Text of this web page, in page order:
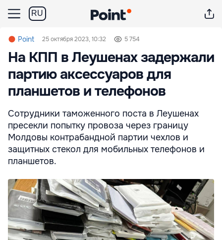
RU
Point 25 октября 2023, 10:32 5 754
На КПП в Леушенах задержали
партию аксессуаров для
планшетов и телефонов
Сотрудники таможенного поста в Леушенах
пресекли попытку провоза через границу
Молдовы контрабандной партии чехлов и
защитных стекол для мобильных телефонов и
планшетов.